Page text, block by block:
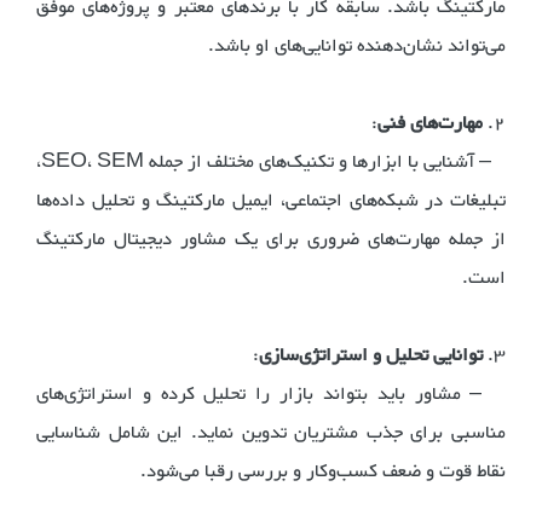
مارکتینگ باشد. سابقه کار با برندهای معتبر و پروژه‌های موفق
می‌تواند نشان‌دهنده توانایی‌های او باشد.
2. مهارت‌های فنی:
– آشنایی با ابزارها و تکنیک‌های مختلف از جمله SEO، SEM،
تبلیغات در شبکه‌های اجتماعی، ایمیل مارکتینگ و تحلیل داده‌ها
از جمله مهارت‌های ضروری برای یک مشاور دیجیتال مارکتینگ
است.
3. توانایی تحلیل و استراتژی‌سازی:
– مشاور باید بتواند بازار را تحلیل کرده و استراتژی‌های
مناسبی برای جذب مشتریان تدوین نماید. این شامل شناسایی
نقاط قوت و ضعف کسب‌وکار و بررسی رقبا می‌شود.